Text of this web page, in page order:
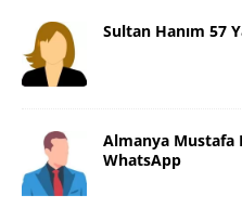
Sultan Hanım 57
Almanya Mustafa
WhatsApp